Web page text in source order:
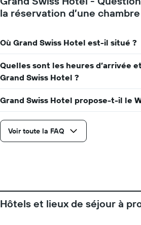
la réservation d’une chambre
Où Grand Swiss Hotel est-il situé ?
Quelles sont les heures d’arrivée
Grand Swiss Hotel ?
Grand Swiss Hotel propose-t-il le
Voir toute la FAQ
Hôtels et lieux de séjour à